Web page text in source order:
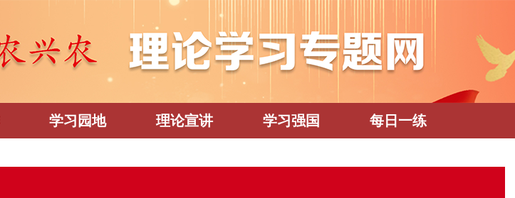
学习园地 理论宣讲 学习强国 每日一练